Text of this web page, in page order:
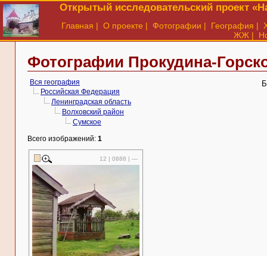
Открытый исследовательский проект
Главная | О проекте | Фотографии | География |
ЖЖ |
Фотографии Прокудина-
Вся география
Российская Федерация
Ленинградская область
Волховский район
Сумское
Всего изображений: 1
12 | 0888 | —